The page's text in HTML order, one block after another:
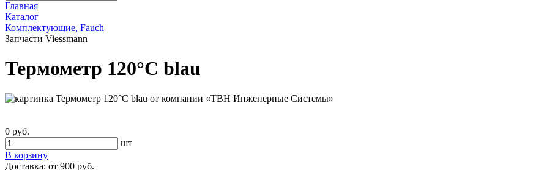
Главная
Каталог
Комплектующие, Fauch
Запчасти Viessmann
Термометр 120°C blau
0 руб.
шт
В корзину
Доставка: от 900 руб.